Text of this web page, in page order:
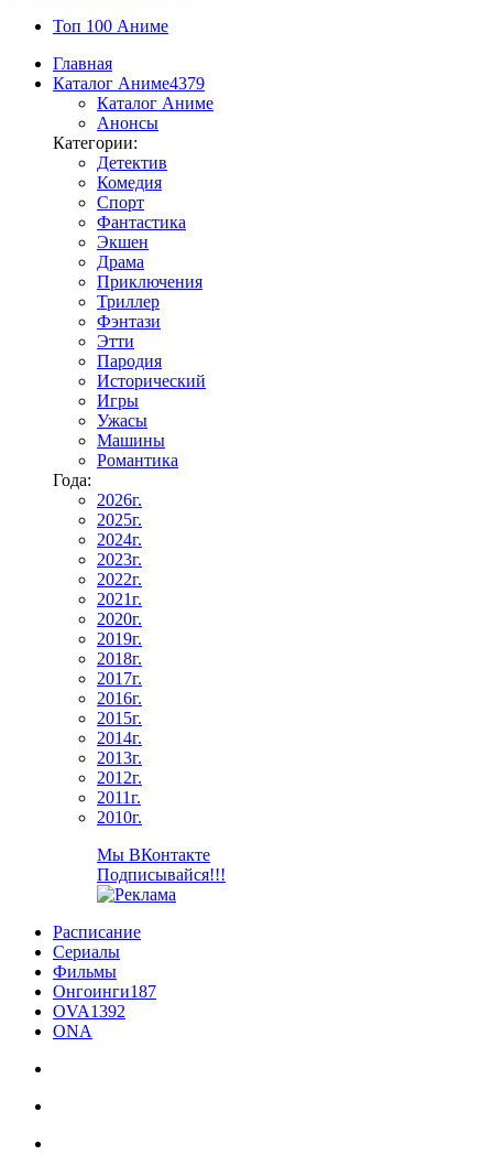
Топ 100 Аниме
Главная
Каталог Аниме4379
Каталог Аниме
Анонсы
Категории:
Детектив
Комедия
Спорт
Фантастика
Экшен
Драма
Приключения
Триллер
Фэнтази
Этти
Пародия
Исторический
Игры
Ужасы
Машины
Романтика
Года:
2026г.
2025г.
2024г.
2023г.
2022г.
2021г.
2020г.
2019г.
2018г.
2017г.
2016г.
2015г.
2014г.
2013г.
2012г.
2011г.
2010г.
Мы ВКонтакте
Подписывайся!!!
Расписание
Сериалы
Фильмы
Онгоинги187
OVA1392
ONA